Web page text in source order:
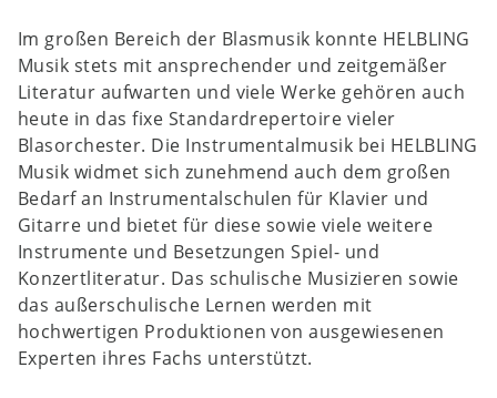
Im großen Bereich der Blasmusik konnte HELBLING
Musik stets mit ansprechender und zeitgemäßer
Literatur aufwarten und viele Werke gehören auch
heute in das fixe Standardrepertoire vieler
Blasorchester. Die Instrumentalmusik bei HELBLING
Musik widmet sich zunehmend auch dem großen
Bedarf an Instrumentalschulen für Klavier und
Gitarre und bietet für diese sowie viele weitere
Instrumente und Besetzungen Spiel- und
Konzertliteratur. Das schulische Musizieren sowie
das außerschulische Lernen werden mit
hochwertigen Produktionen von ausgewiesenen
Experten ihres Fachs unterstützt.